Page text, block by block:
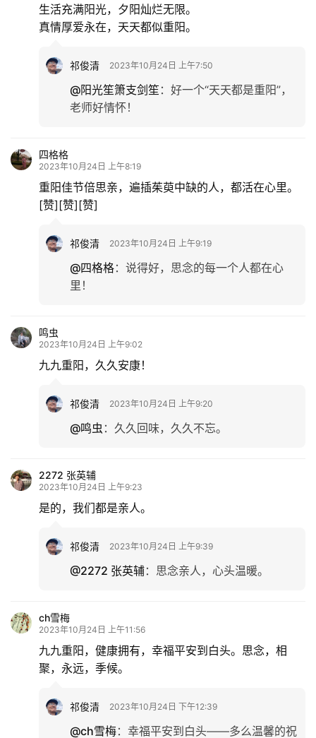
生活充满阳光，夕阳灿烂无限。
真情厚爱永在，天天都似重阳。
祁俊清 2023年10月24日 上午7:50
@阳光笙箫支剑笙 ： 好一个“天天都是重阳”，
老师好情怀！
四格格
2023年10月24日 上午8:19
重阳佳节倍思亲，遍插茱萸中缺的人，都活在心里。
[赞][赞][赞]
祁俊清 2023年10月24日 上午9:19
@四格格： 说得好，思念的每一个人都在心
里！
鸣虫
2023年10月24日 上午9:02
九九重阳，久久安康！
祁俊清 2023年10月24日 上午9:20
@鸣虫 ： 久久回味，久久不忘。
2272 张英辅
2023年10月24日 上午9:23
是的，我们都是亲人。
祁俊清 2023年10月24日 上午9:39
@2272 张英辅： 思念亲人，心头温暖。
ch雪梅
2023年10月24日 上午11:56
九九重阳，健康拥有，幸福平安到白头。思念，相
聚，永远，季候。
祁俊清 2023年10月24日 下午12:39
@ch雪梅： 幸福平安到白头——多么温馨的祝